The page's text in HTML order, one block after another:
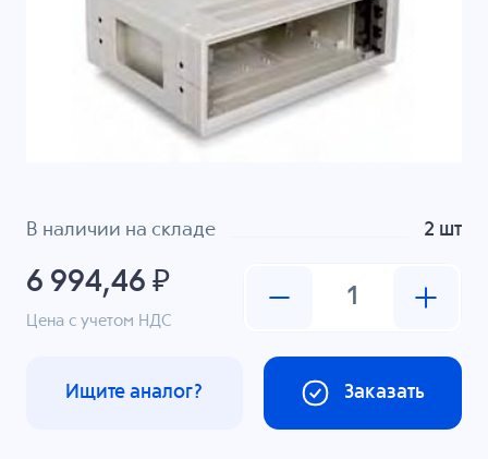
В наличии на складе 2 шт
6 994,46 ₽
Цена с учетом НДС
Заказать
Ищите аналог?